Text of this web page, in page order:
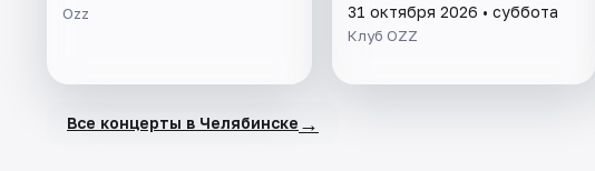
Ozz 31 октября 2026 • суббота
Клуб OZZ
Все концерты в Челябинске →